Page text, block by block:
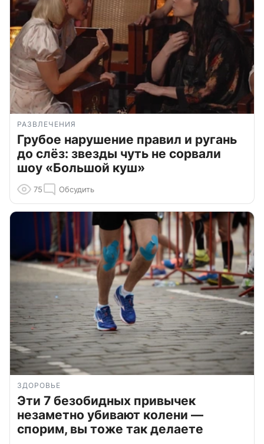
РАЗВЛЕЧЕНИЯ
Грубое нарушение правил и ругань
до слёз: звезды чуть не сорвали
шоу «Большой куш»
75 Обсудить
ЗДОРОВЬЕ
Эти 7 безобидных привычек
незаметно убивают колени —
спорим, вы тоже так делаете